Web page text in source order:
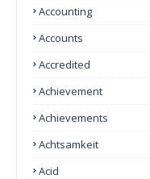
Accounting
Accounts
Accredited
Achievement
Achievements
Achtsamkeit
Acid